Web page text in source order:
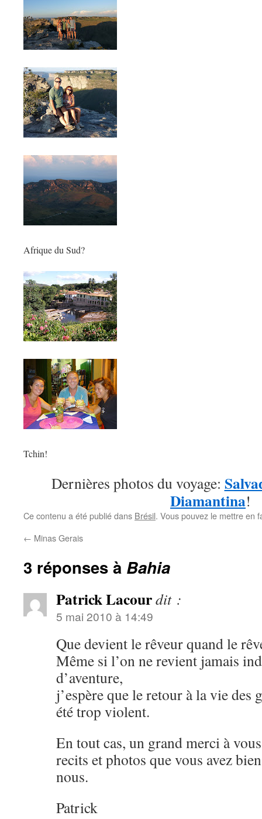
Afrique du Sud?
Tchin!
Dernières photos du voyage:
Diamantina!
Ce contenu a été publié dans Brésil. Vous pouvez le mettre en
← Minas Gerais
3 réponses à Bahia
Patrick Lacourdit :
5 mai 2010 à 14:49
Que devient le rêveur quand le
Même si l’on ne revient jamais
d’aventure,
j’espère que le retour à la vie des
été trop violent.
En tout cas, un grand merci à
recits et photos que vous avez
nous.
Patrick